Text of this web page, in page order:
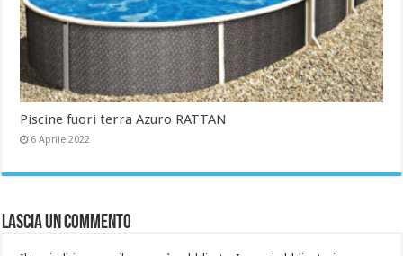
Piscine fuori terra Azuro RATTAN
6 Aprile 2022
Lascia un commento